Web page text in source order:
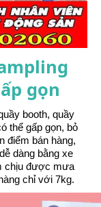
gọn
booth, quầy
thể gấp gọn, bỏ
điểm bán hàng,
dàng bằng xe
chịu được mưa
chỉ với 7kg.